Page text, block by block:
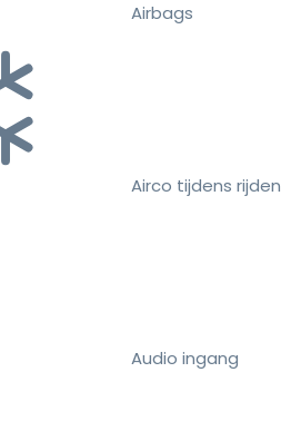
Airbags
Airco tijdens rijden
Audio ingang